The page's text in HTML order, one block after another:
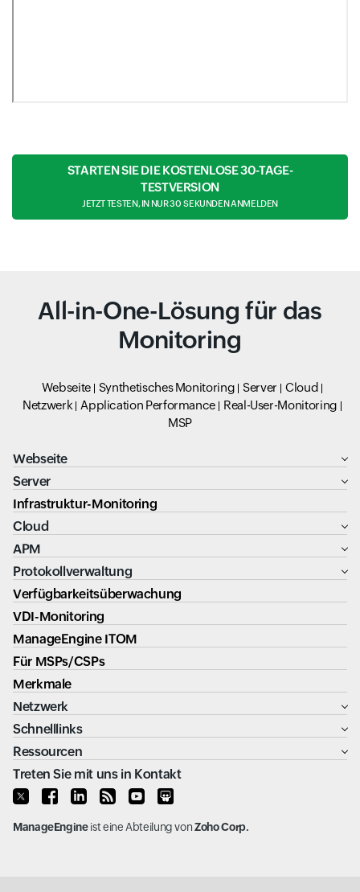
STARTEN SIE DIE KOSTENLOSE 30-TAGE-
TESTVERSION
JETZT TESTEN, IN NUR 30 SEKUNDEN ANMELDEN
All-in-One-Lösung für das
Monitoring
Webseite Synthetisches Monitoring Server
Cloud
Netzwerk
Application Performance
Real-User-Monitoring
MSP
Webseite
Server
Infrastruktur-Monitoring
Cloud
APM
Protokollverwaltung
Verfügbarkeitsüberwachung
VDI-Monitoring
ManageEngine ITOM
Für MSPs/CSPs
Merkmale
Netzwerk
Schnelllinks
Ressourcen
Treten Sie mit uns in Kontakt
ManageEngineist eine Abteilung vonZoho Corp.